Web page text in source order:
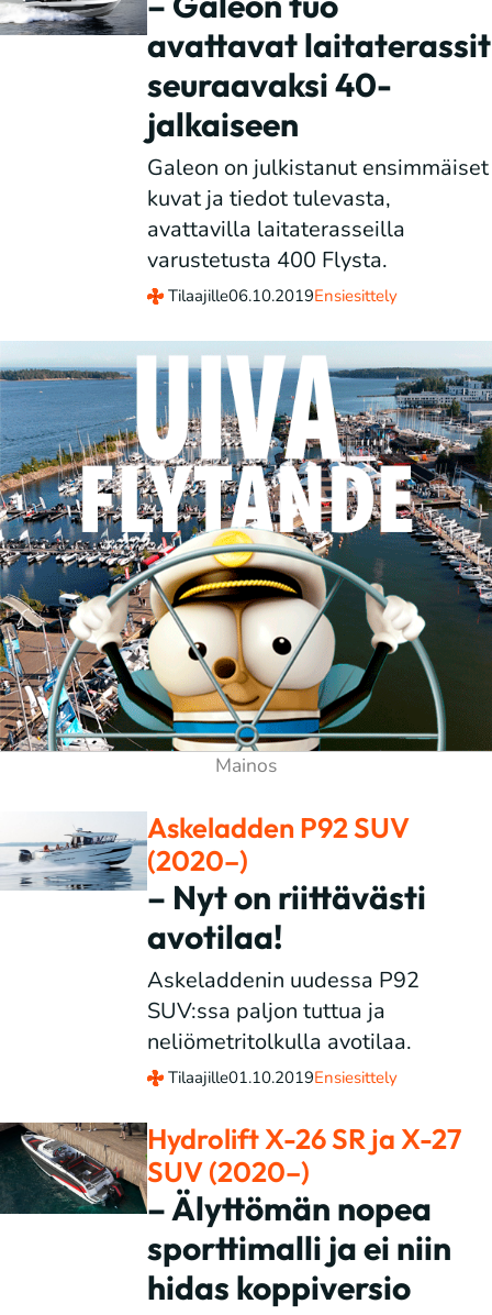
avattavat laitaterassit
seuraavaksi 40-
jalkaiseen
Galeon on julkistanut ensimmäiset
kuvat ja tiedot tulevasta,
avattavilla laitaterasseilla
varustetusta 400 Flysta.
Tilaajille06.10.2019Ensiesittely
Askeladden P92 SUV
(2020–)
– Nyt on riittävästi
avotilaa!
Askeladdenin uudessa P92
SUV:ssa paljon tuttua ja
neliömetritolkulla avotilaa.
Tilaajille01.10.2019Ensiesittely
Hydrolift X-26 SR ja X-27
SUV (2020–)
– Älyttömän nopea
sporttimalli ja ei niin
hidas koppiversio